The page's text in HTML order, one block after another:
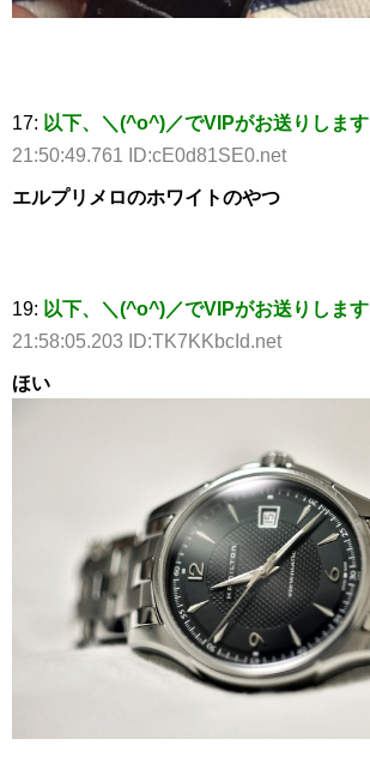
17: 以下、＼(^o^)／でVIPがお送りします
21:50:49.761 ID:cE0d81SE0.net
エルプリメロのホワイトのやつ
19: 以下、＼(^o^)／でVIPがお送りします
21:58:05.203 ID:TK7KKbcId.net
ほい